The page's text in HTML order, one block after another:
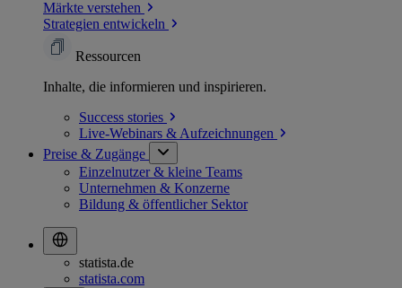
Märkte verstehen
Strategien entwickeln
Ressourcen
Inhalte, die informieren und inspirieren.
Success stories
Live-Webinars & Aufzeichnungen
Preise & Zugänge
Einzelnutzer & kleine Teams
Unternehmen & Konzerne
Bildung & öffentlicher Sektor
statista.de
statista.com